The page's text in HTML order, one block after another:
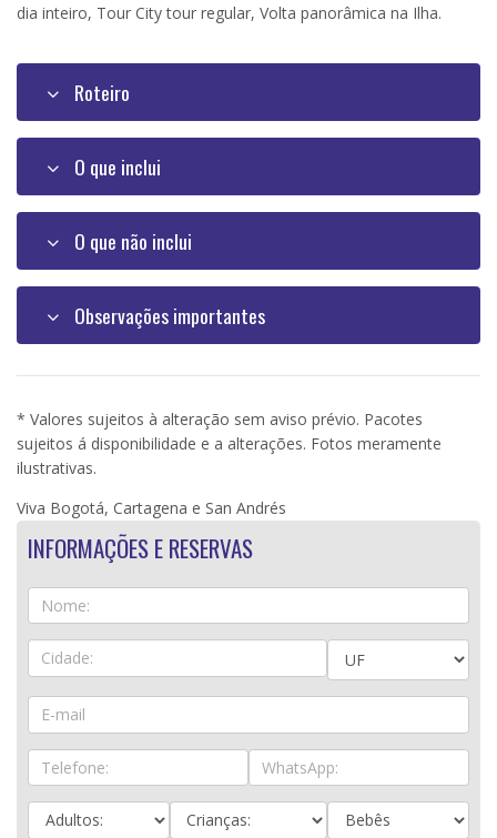
dia inteiro, Tour City tour regular, Volta panorâmica na Ilha.
Roteiro
O que inclui
O que não inclui
Observações importantes
* Valores sujeitos à alteração sem aviso prévio. Pacotes
sujeitos á disponibilidade e a alterações. Fotos meramente
ilustrativas.
Viva Bogotá, Cartagena e San Andrés
INFORMAÇÕES E RESERVAS